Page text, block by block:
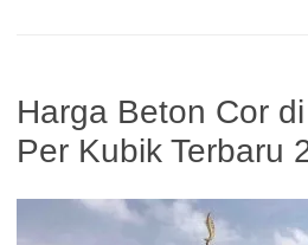
Harga Beton Cor
Per Kubik Terbaru